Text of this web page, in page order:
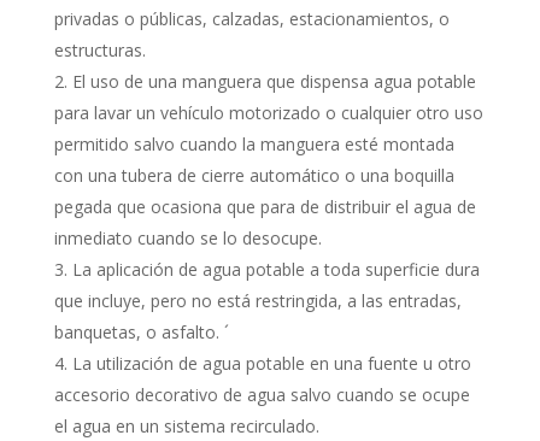
privadas o públicas, calzadas, estacionamientos, o
estructuras.
El uso de una manguera que dispensa agua potable
para lavar un vehículo motorizado o cualquier otro uso
permitido salvo cuando la manguera esté montada
con una tubera de cierre automático o una boquilla
pegada que ocasiona que para de distribuir el agua de
inmediato cuando se lo desocupe.
La aplicación de agua potable a toda superficie dura
que incluye, pero no está restringida, a las entradas,
banquetas, o asfalto. ´
La utilización de agua potable en una fuente u otro
accesorio decorativo de agua salvo cuando se ocupe
el agua en un sistema recirculado.